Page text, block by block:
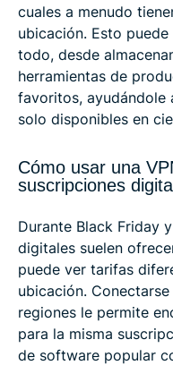
cuales a menudo
ubicación. Esto
todo, desde
herramientas de
favoritos, ayudándole
solo disponibles en
Cómo usar una
suscripciones
Durante Black Friday
digitales suelen
puede ver tarifas
ubicación.
regiones le permite
para la misma
de software popular